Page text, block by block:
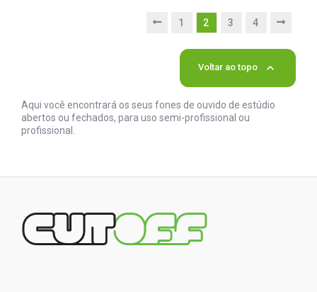
1 2 3 4
Voltar ao topo 
Aqui você encontrará os seus fones de ouvido de estúdio
abertos ou fechados, para uso semi-profissional ou
profissional.